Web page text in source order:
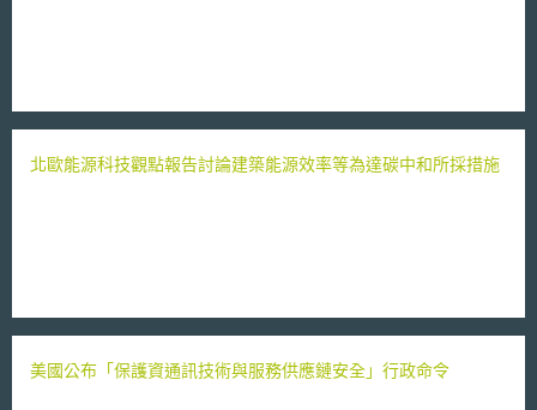
以推動，每年投入的資金呈倍數的成長；然在2020年之後，卻未見相關政
2020年後之規劃框架。 針對應加速推動以達成2020年發展目標的四大
領域，包括（1）能源市場、（2）支援計畫（support schemes）、（3）
合作機制、（4）地中海區能源合作計畫。歐盟執委會堅持達成境內能源市
場的整合，並認為有必要提供投資獎勵，以順利進行。對於相關支援計畫，
北歐能源科技觀點報告討論建築能源效率等為達碳中和所採措施
美國公布「保護資通訊技術與服務供應鏈安全」行政命令